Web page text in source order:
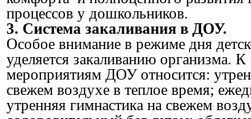
процессов у дошкольников.
3. Система закаливания в ДОУ.
Особое внимание в режиме дня
уделяется закаливанию организма.
мероприятиям ДОУ относится:
свежем воздухе в теплое время;
утренняя гимнастика на свежем